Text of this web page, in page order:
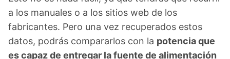
a los manuales o a los sitios web de los
fabricantes. Pero una vez recuperados estos
datos, podrás compararlos con la potencia que
es capaz de entregar la fuente de alimentación